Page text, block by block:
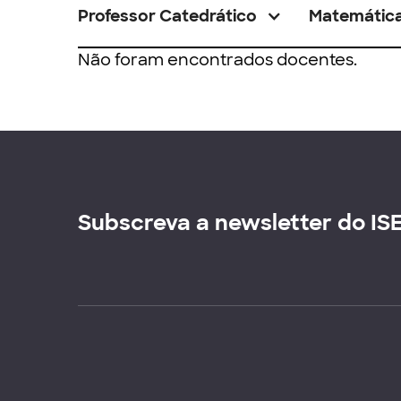
Professor Catedrático
Não foram encontrados docentes.
Subscreva a newsletter do